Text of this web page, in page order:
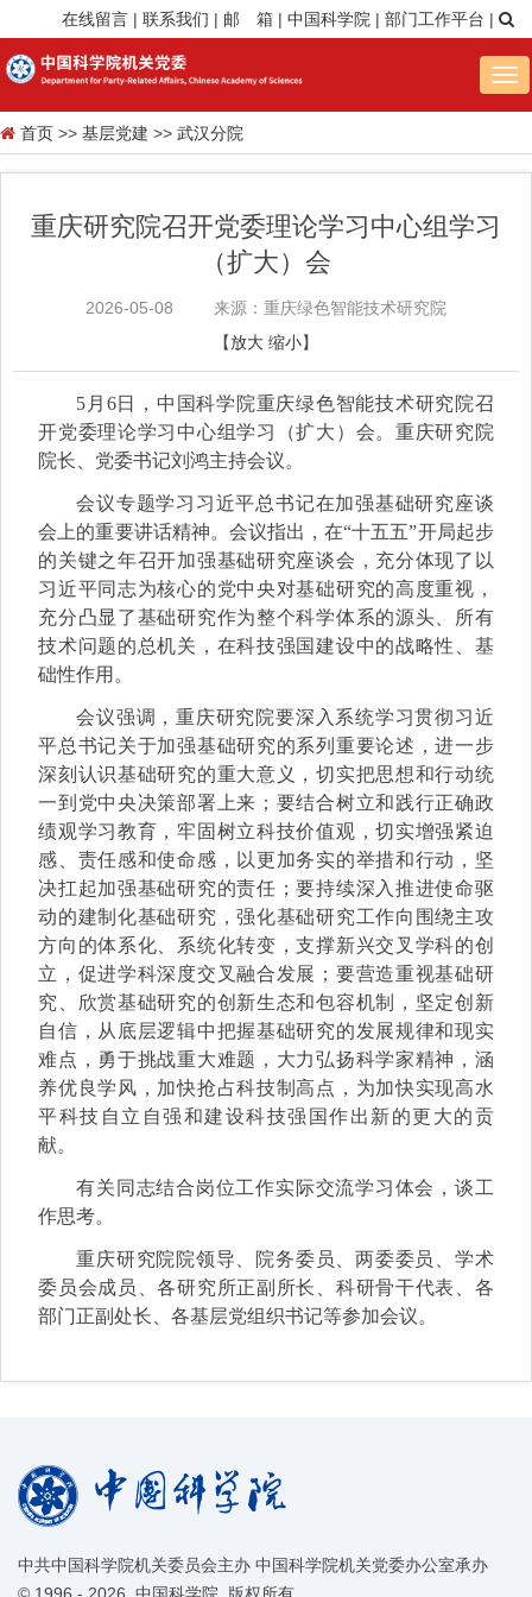
在线留言 | 联系我们 | 邮 箱 | 中国科学院 | 部门工作平台 |
首页 >> 基层党建 >> 武汉分院
重庆研究院召开党委理论学习中心组学习
（扩大）会
2026-05-08
来源：重庆绿色智能技术研究院
【放大 缩小】
5 月 6日，中国科学院重庆绿色智能技术研究院召
开党委理论学习中心组学习（扩大）会。重庆研究院
院长、党委书记刘鸿主持会议。
会议专题学习习近平总书记在加强基础研究座谈
会上的重要讲话精神。会议指出，在“十五五”开局起步
的关键之年召开加强基础研究座谈会，充分体现了以
习近平同志为核心的党中央对基础研究的高度重视，
充分凸显了基础研究作为整个科学体系的源头、所有
技术问题的总机关，在科技强国建设中的战略性、基
础性作用。
会议强调，重庆研究院要深入系统学习贯彻习近
平总书记关于加强基础研究的系列重要论述，进一步
深刻认识基础研究的重大意义，切实把思想和行动统
一到党中央决策部署上来；要结合树立和践行正确政
绩观学习教育，牢固树立科技价值观，切实增强紧迫
感、责任感和使命感，以更加务实的举措和行动，坚
决扛起加强基础研究的责任；要持续深入推进使命驱
动的建制化基础研究，强化基础研究工作向围绕主攻
方向的体系化、系统化转变，支撑新兴交叉学科的创
立，促进学科深度交叉融合发展；要营造重视基础研
究、欣赏基础研究的创新生态和包容机制，坚定创新
自信，从底层逻辑中把握基础研究的发展规律和现实
难点，勇于挑战重大难题，大力弘扬科学家精神，涵
养优良学风，加快抢占科技制高点，为加快实现高水
平科技自立自强和建设科技强国作出新的更大的贡
献。
有关 同志结合岗位工作实际交流学习体会，谈工
作思考。
重庆研究院院领导、院务委员、两委委员、学术
委员会成员、各研究所正副所长、科研骨干代表、各
部门正副处长、各基层党组织书记等参加会议。
中共中国科学院机关委员会主办 中国科学院机关党委办公室承办